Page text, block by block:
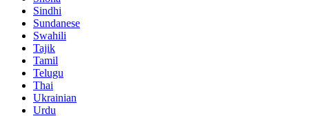
Sindhi
Sundanese
Swahili
Tajik
Tamil
Telugu
Thai
Ukrainian
Urdu